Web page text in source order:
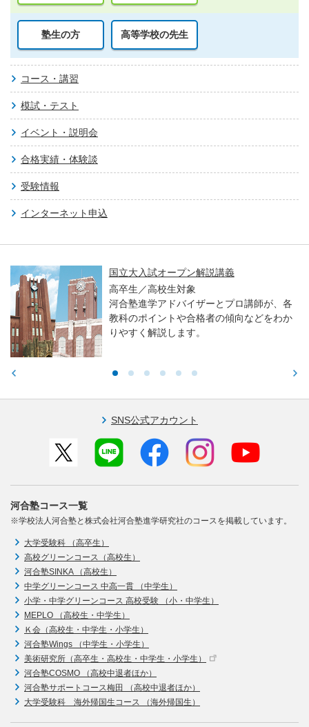
塾生の方 高等学校の先生
コース・講習
模試・テスト
イベント・説明会
合格実績・体験談
受験情報
インターネット申込
国立大入試オープン解説講義
高卒生／高校生対象
河合塾進学アドバイザーとプロ講師が、各
教科のポイントや合格者の傾向などをわか
りやすく解説します。
SNS公式アカウント
河合塾コース一覧
※学校法人河合塾と株式会社河合塾進学研究社のコースを掲載しています。
大学受験科 （高卒生）
高校グリーンコース（高校生）
河合塾SINKA （高校生）
中学グリーンコース 中高一貫 （中学生）
小学・中学グリーンコース 高校受験 （小・中学生）
MEPLO （高校生・中学生）
Ｋ会（高校生・中学生・小学生）
河合塾Wings （中学生・小学生）
美術研究所（高卒生・高校生・中学生・小学生）
河合塾COSMO （高校中退者ほか）
河合塾サポートコース梅田 （高校中退者ほか）
大学受験科 海外帰国生コース （海外帰国生）